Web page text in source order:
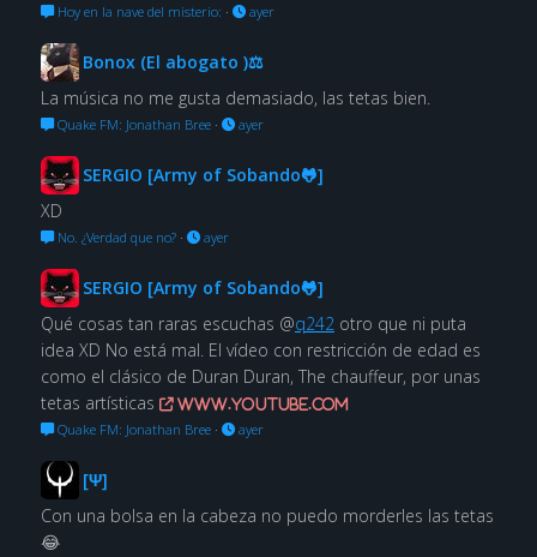
Hoy en la nave del misterio: · ayer
Bonox (El abogato )⚖
La música no me gusta demasiado, las tetas bien.
Quake FM: Jonathan Bree· ayer
SERGIO [Army of Sobando🐸]
XD
No. ¿Verdad que no?· ayer
SERGIO [Army of Sobando🐸]
Qué cosas tan raras escuchas @q242 otro que ni puta
idea XD No está mal. El vídeo con restricción de edad es
como el clásico de Duran Duran, The chauffeur, por unas
tetas artísticas
www.youtube.com
Quake FM: Jonathan Bree· ayer
[Ψ]
Con una bolsa en la cabeza no puedo morderles las tetas
😂